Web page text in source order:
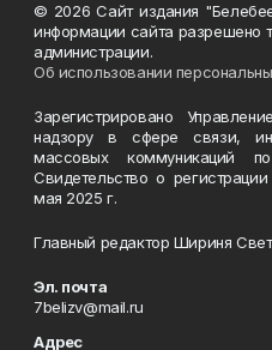
© 2026 Сайт издания
информации сайта разрешено
администрации.
Об использовании
Зарегистрировано
надзору в сфере связи,
массовых коммуникаций
Свидетельство о
мая 2025 г.
Главный редактор Шириня
Эл. почта
7belizv@mail.ru
Адрес